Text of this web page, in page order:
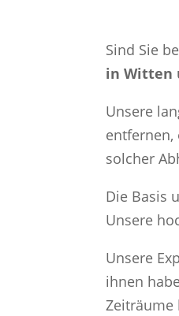
Sind Sie
in Witten
Unsere
entfernen,
solcher
Die Basis
Unsere
Unsere
ihnen
Zeiträume